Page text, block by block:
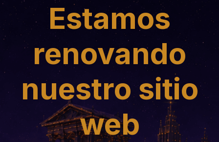
Estamos
renovando
nuestro sitio
web